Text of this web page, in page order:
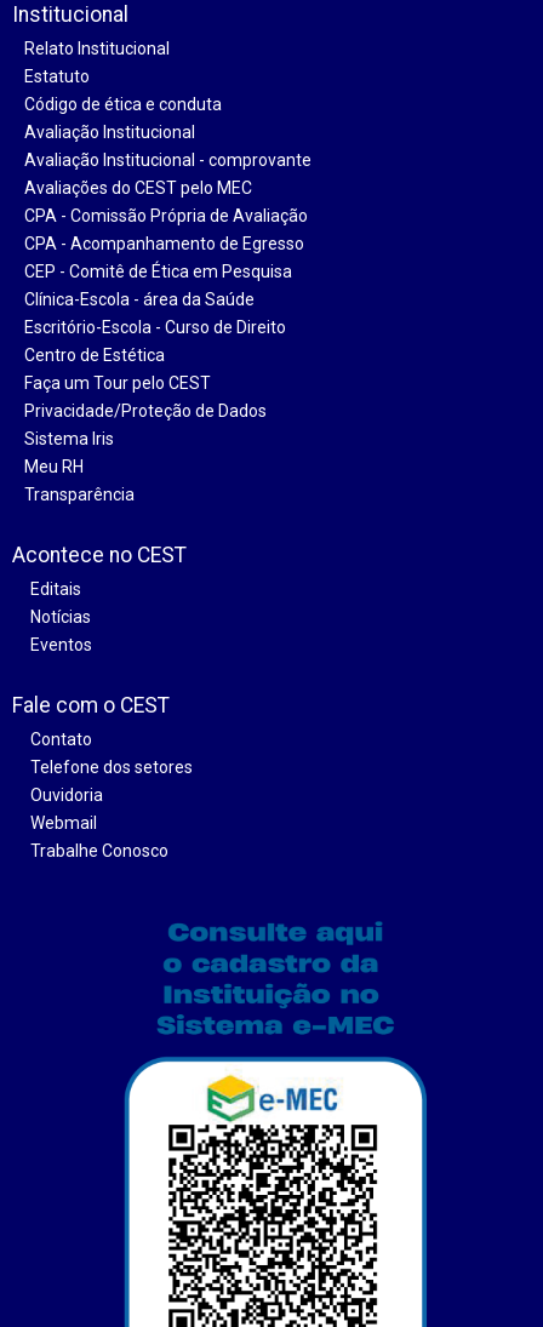
Institucional
Relato Institucional
Estatuto
Código de ética e conduta
Avaliação Institucional
Avaliação Institucional - comprovante
Avaliações do CEST pelo MEC
CPA - Comissão Própria de Avaliação
CPA - Acompanhamento de Egresso
CEP - Comitê de Ética em Pesquisa
Clínica-Escola - área da Saúde
Escritório-Escola - Curso de Direito
Centro de Estética
Faça um Tour pelo CEST
Privacidade/Proteção de Dados
Sistema Iris
Meu RH
Transparência
Acontece no CEST
Editais
Notícias
Eventos
Fale com o CEST
Contato
Telefone dos setores
Ouvidoria
Webmail
Trabalhe Conosco